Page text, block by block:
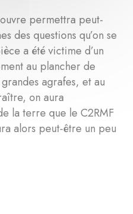
permettra peut-
des questions qu’on se
a été victime d’un
au plancher de
agrafes, et au
on aura
la terre que le C2RMF
alors peut-être un peu